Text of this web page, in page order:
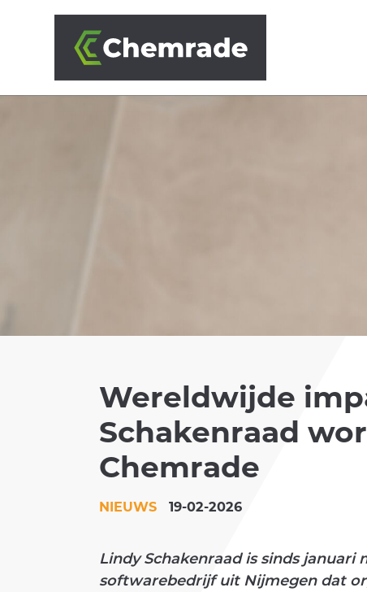
Wereldwijde
Schakenraad
Chemrade
NIEUWS 19-02-2026
Lindy Schakenraad is sinds januari
softwarebedrijf uit Nijmegen dat
KLANTEN
ACADEMY